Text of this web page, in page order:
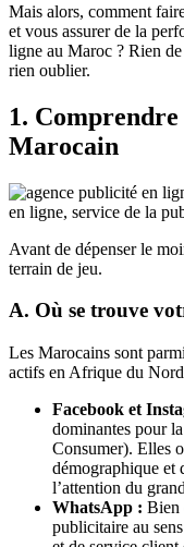
Mais alors, comment
et vous assurer de la
ligne au Maroc ? Rien
rien oublier.
1. Comprendre
Marocain
Avant de dépenser le
terrain de jeu.
A. Où se trouve
Les Marocains sont
actifs en Afrique du
Facebook et
dominantes pour la
Consumer). Elles
démographique et
l’attention du
WhatsApp : Bien
publicitaire au